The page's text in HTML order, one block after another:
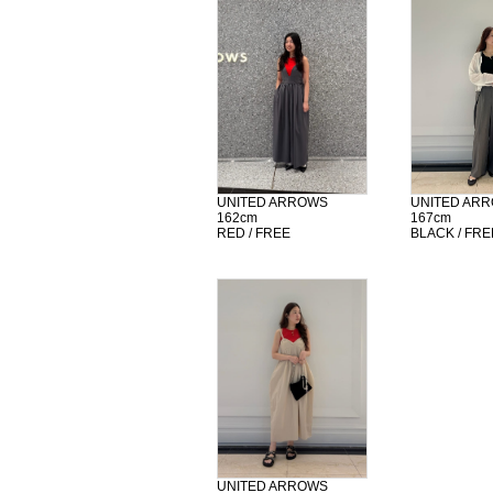
UNITED ARROWS
162cm
RED / FREE
UNITED
167cm
BLACK /
UNITED ARROWS